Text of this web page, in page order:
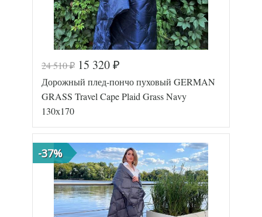
24 510₽ 15 320 ₽
Дорожный плед-пончо пуховый GERMAN
GRASS Travel Cape Plaid Grass Navy
130х170
-37%